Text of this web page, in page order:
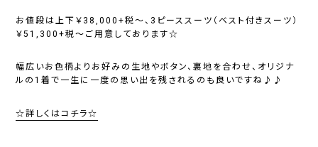
お値段は上下￥38,000+税〜、3ピーススーツ（ベスト付きスーツ）
￥51,300+税〜ご用意しております☆
幅広いお色柄よりお好みの生地やボタン、裏地を合わせ、オリジナ
ルの1着で一生に一度の思い出を残されるのも良いですね♪♪
☆詳しくはコチラ☆